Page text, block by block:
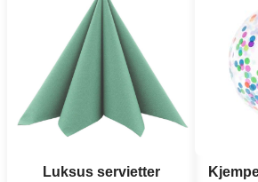
Luksus servietter